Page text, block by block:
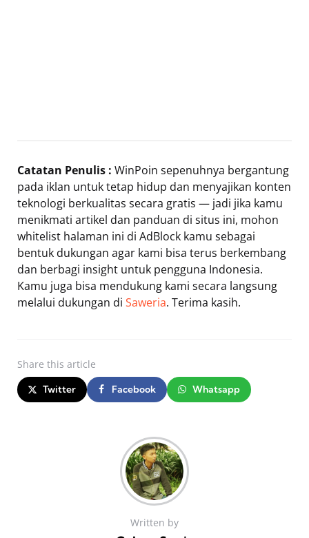
Catatan Penulis : WinPoin sepenuhnya bergantung
pada iklan untuk tetap hidup dan menyajikan konten
teknologi berkualitas secara gratis — jadi jika kamu
menikmati artikel dan panduan di situs ini, mohon
whitelist halaman ini di AdBlock kamu sebagai
bentuk dukungan agar kami bisa terus berkembang
dan berbagi insight untuk pengguna Indonesia.
Kamu juga bisa mendukung kami secara langsung
melalui dukungan di Saweria. Terima kasih.
Share this article
Twitter Facebook Whatsapp
Written by